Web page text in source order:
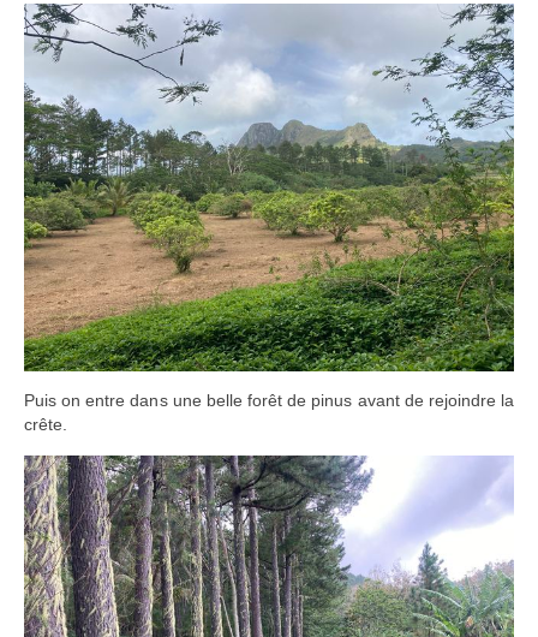
Puis on entre dans une belle forêt de pinus avant de rejoindre la
crête.